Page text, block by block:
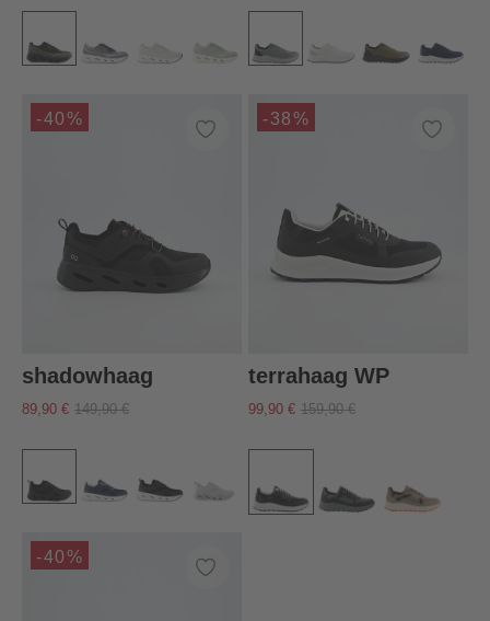
-40%
shadowhaag
89,90 € 149,90 €
-38%
terrahaag WP
99,90 € 159,90 €
-40%